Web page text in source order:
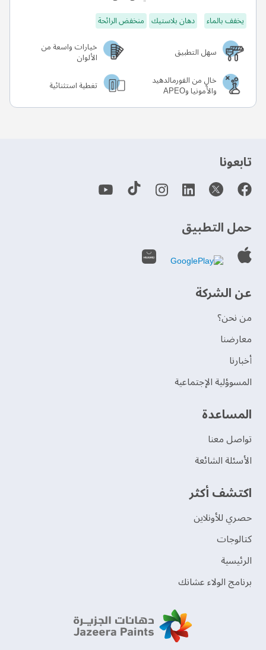
يخفف بالماء دهان بلاستيك منخفض الرائحة
سهل التطبيق
خيارات واسعة من
الألوان
خالٍ من الفورمالدهيد
والأمونيا وAPEO تغطية استثنائية
‫تابعونا‬
حمل التطبيق
عن الشركة
من نحن؟
‫معارضنا‬
‫أخبارنا‬
المسوؤلية الإجتماعية
‫المساعدة‬
تواصل معنا
الأسئلة الشائعة
اكتشف أكثر
حصري للأونلاين
‫كتالوجات‬
الرئيسية
برنامج الولاء عشانك